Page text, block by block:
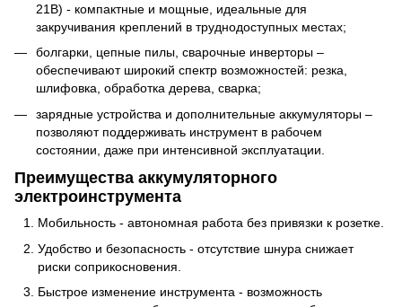
21В) - компактные и мощные, идеальные для
закручивания креплений в труднодоступных местах;
болгарки, цепные пилы, сварочные инверторы –
обеспечивают широкий спектр возможностей: резка,
шлифовка, обработка дерева, сварка;
зарядные устройства и дополнительные аккумуляторы –
позволяют поддерживать инструмент в рабочем
состоянии, даже при интенсивной эксплуатации.
Преимущества аккумуляторного
электроинструмента
Мобильность - автономная работа без привязки к розетке.
Удобство и безопасность - отсутствие шнура снижает
риски соприкосновения.
Быстрое изменение инструмента - возможность